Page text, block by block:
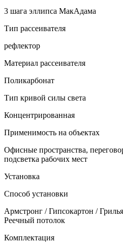
3 шага эллипса МакАдама
Тип рассеивателя
рефлектор
Материал рассеивателя
Поликарбонат
Тип кривой силы света
Концентрированная
Применимость на объектах
Офисные пространства,
подсветка рабочих мест
Установка
Способ установки
Армстронг / Гипсокартон /
Реечный потолок
Комплектация